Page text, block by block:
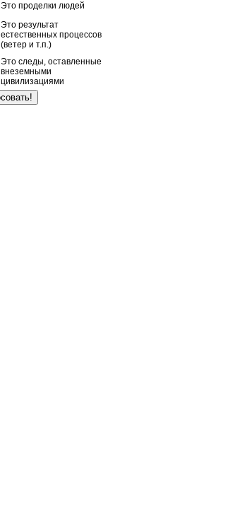
Это проделки людей
Это результат
естественных процессов
(ветер и т.п.)
Это следы, оставленные
внеземными
цивилизациями